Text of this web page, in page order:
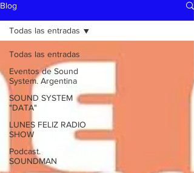
Blog
Todas las entradas
Eventos de Sound
System. Argentina
SOUND SYSTEM
"DATA"
LUNES FELIZ RADIO
SHOW
Podcast.
SOUNDMAN
Todas las entradas